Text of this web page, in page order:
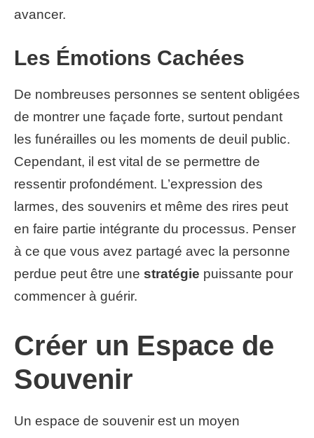
avancer.
Les Émotions Cachées
De nombreuses personnes se sentent obligées
de montrer une façade forte, surtout pendant
les funérailles ou les moments de deuil public.
Cependant, il est vital de se permettre de
ressentir profondément. L’expression des
larmes, des souvenirs et même des rires peut
en faire partie intégrante du processus. Penser
à ce que vous avez partagé avec la personne
perdue peut être une stratégie puissante pour
commencer à guérir.
Créer un Espace de
Souvenir
Un espace de souvenir est un moyen